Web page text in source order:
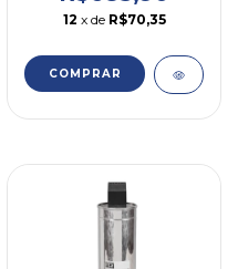
12 x de R$70,35
COMPRAR